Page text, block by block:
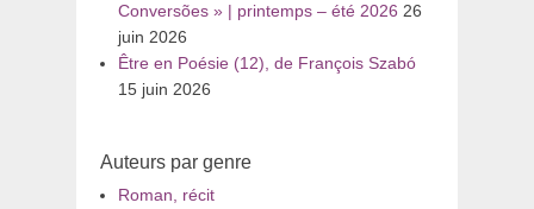
Conversões » | printemps – été 2026 26
juin 2026
Être en Poésie (12), de François Szabó
15 juin 2026
Auteurs par genre
Roman, récit